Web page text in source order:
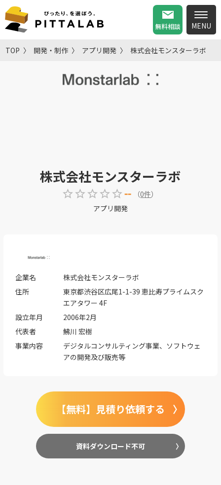
無料相談
TOP 開発・制作 アプリ開発 株式会社モンスターラボ
株式会社モンスターラボ
-- （0件）
アプリ開発
企業名
株式会社モンスターラボ
住所
東京都渋谷区広尾1-1-39 恵比寿プライムスク
エアタワー 4F
設立年月
2006年2月
代表者
鮄川 宏樹
事業内容
デジタルコンサルティング事業、ソフトウェ
アの開発及び販売等
【無料】見積り依頼する
資料ダウンロード不可